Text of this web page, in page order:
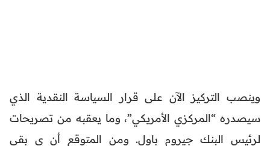
وينصب التركيز الآن على قرار السياسة النقدية الذي
سيصدره “المركزي الأمريكي”، وما يعقبه من تصريحات
لرئيس البنك جيروم باول. ومن المتوقع أن ي بقي